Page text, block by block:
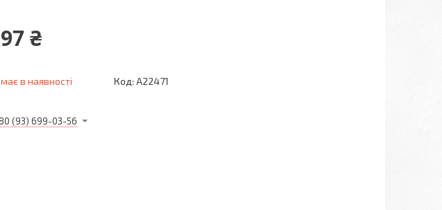
₴
в наявності Код: A22471
(93) 699-03-56